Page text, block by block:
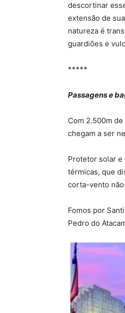
descortinar
extensão de
natureza é
guardiões e
*****
Passagens e
Com 2.500m
chegam a ser
Protetor solar e
térmicas, que
corta-vento
Fomos por
Pedro do